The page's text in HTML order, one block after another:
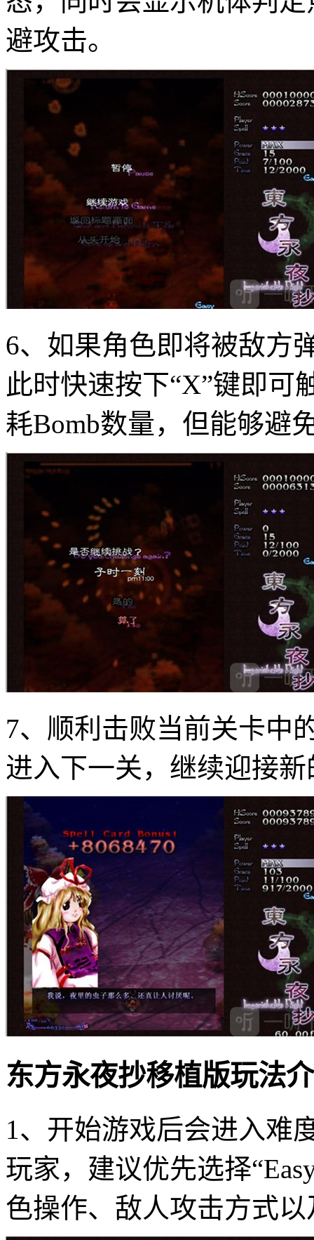
避攻击。
6、如果角色即将被敌方
此时快速按下“X”键即可
耗Bomb数量，但能够避
7、顺利击败当前关卡中
进入下一关，继续迎接
东方永夜抄移植版玩法
1、开始游戏后会进入难
玩家，建议优先选择
色操作、敌人攻击方式